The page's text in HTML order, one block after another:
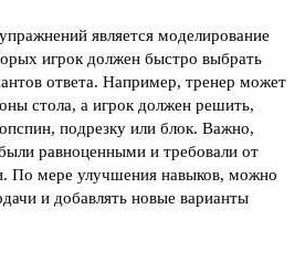
является моделирование
игрок должен быстро выбрать
ответа. Например, тренер может
стола, а игрок должен решить,
подрезку или блок. Важно,
равноценными и требовали от
По мере улучшения навыков, можно
и добавлять новые варианты